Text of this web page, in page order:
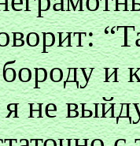
бороду
не